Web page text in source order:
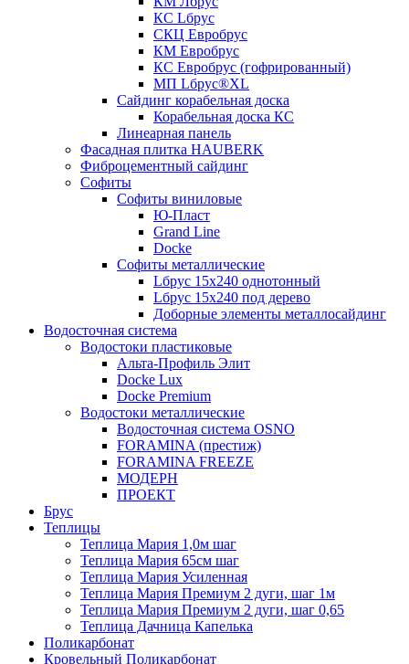
КС Lбрус
СКЦ Евробрус
КМ Евробрус
КС Евробрус (гофрированный)
МП Lбрус®XL
Сайдинг корабельная доска
Корабельная доска КС
Линеарная панель
Фасадная плитка HAUBERK
Фиброцементный сайдинг
Софиты
Софиты виниловые
Ю-Пласт
Grand Line
Docke
Софиты металлические
Lбрус 15x240 однотонный
Lбрус 15x240 под дерево
Доборные элементы металлосайдинг
Водосточная система
Водостоки пластиковые
Альта-Профиль Элит
Docke Lux
Docke Premium
Водостоки металлические
Водосточная система OSNO
FORAMINA (престиж)
FORAMINA FREEZE
МОДЕРН
ПРОЕКТ
Брус
Теплицы
Теплица Мария 1,0м шаг
Теплица Мария 65см шаг
Теплица Мария Усиленная
Теплица Мария Премиум 2 дуги, шаг 1м
Теплица Мария Премиум 2 дуги, шаг 0,65
Теплица Дачница Капелька
Поликарбонат
Кровельный Поликарбонат